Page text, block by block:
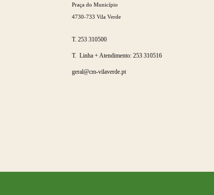
Praça do Município
4730-733 Vila Verde
T. 253 310500
T. Linha + Atendimento: 253 310516
geral@cm-vilaverde.pt